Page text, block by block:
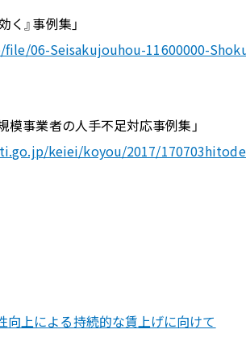
く』事例集」
06-Seisakujouhou-11600000-
模事業者の人手不足対応事例集」
keiei/koyou/2017/
向上による持続的な賃上げに向けて